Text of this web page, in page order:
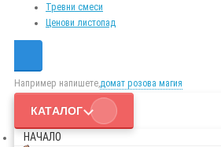
Тревни смеси
Ценови листопад
Например напишете,домат розова магия
КАТАЛОГ
НАЧАЛО